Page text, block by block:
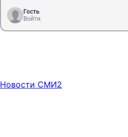
Гость
Войти
Новости СМИ2